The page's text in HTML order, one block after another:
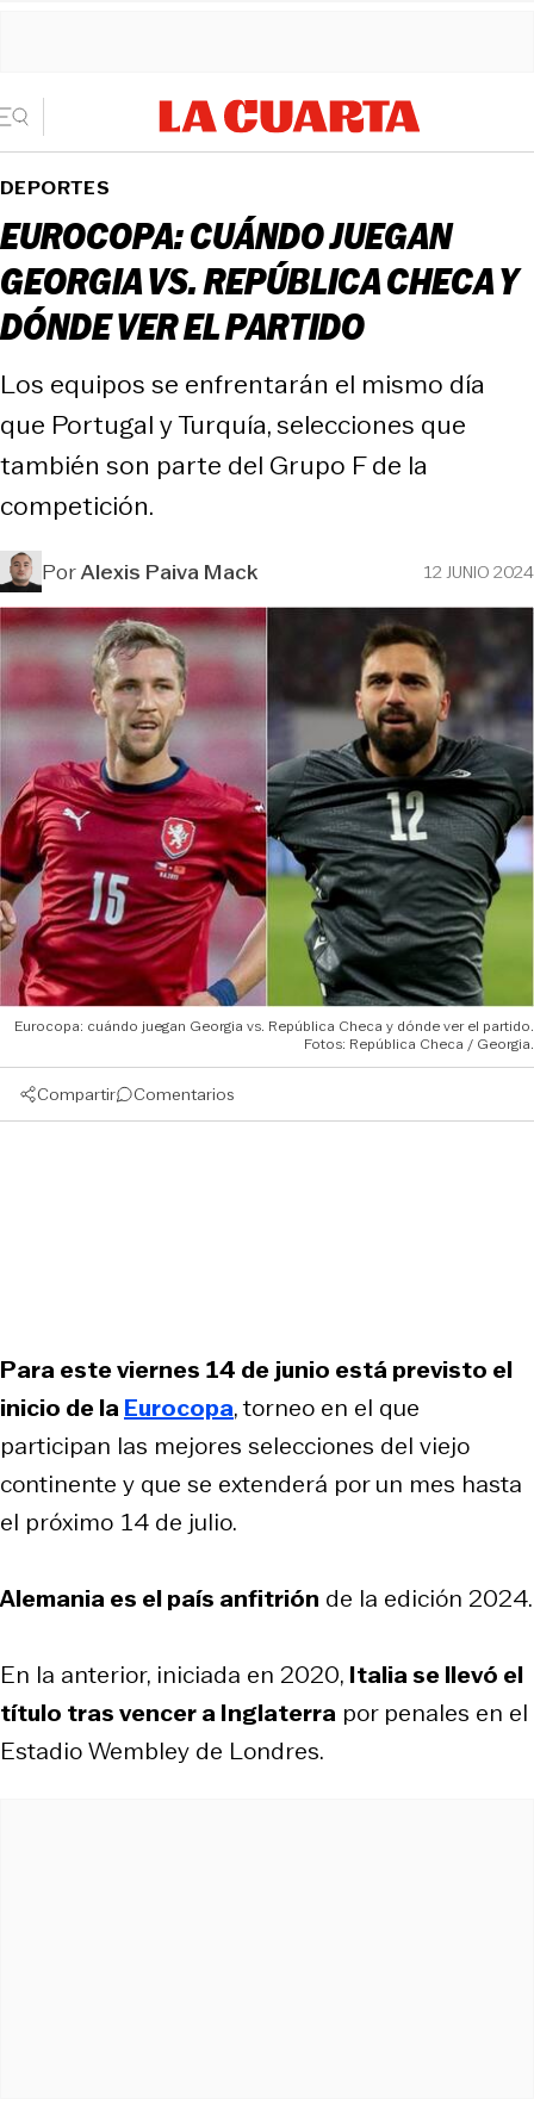
DEPORTES
EUROCOPA: CUÁNDO JUEGAN
GEORGIA VS. REPÚBLICA CHECA Y
DÓNDE VER EL PARTIDO
Los equipos se enfrentarán el mismo día
que Portugal y Turquía, selecciones que
también son parte del Grupo F de la
competición.
PorAlexis Paiva Mack 12 JUNIO 2024
Eurocopa: cuándo juegan Georgia vs. República Checa y dónde ver el partido.
Fotos: República Checa / Georgia.
Compartir Comentarios
Para este viernes 14 de junio está previsto el
inicio de laEurocopa, torneo en el que
participan las mejores selecciones del viejo
continente y que se extenderá por un mes hasta
el próximo 14 de julio.
Alemania es el país anfitrión de la edición 2024.
En la anterior, iniciada en 2020, Italia se llevó el
título tras vencer a Inglaterra por penales en el
Estadio Wembley de Londres.